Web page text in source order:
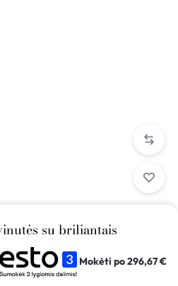
su briliantais
Mokėti po296,67€